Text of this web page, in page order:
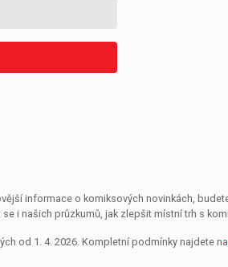
informace o komiksových novinkách,
i našich průzkumů, jak zlepšit místní trh s
od 1. 4. 2026. Kompletní podmínky najdete na